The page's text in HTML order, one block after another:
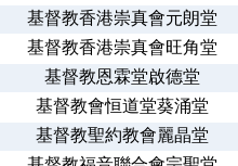
基督教香港崇真會元朗堂
基督教香港崇真會旺角堂
基督教恩霖堂啟德堂
基督教會恒道堂葵涌堂
基督教聖約教會麗晶堂